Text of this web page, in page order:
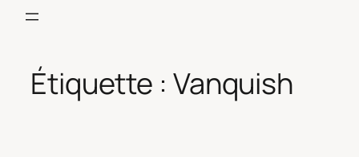
Étiquette : Vanquish